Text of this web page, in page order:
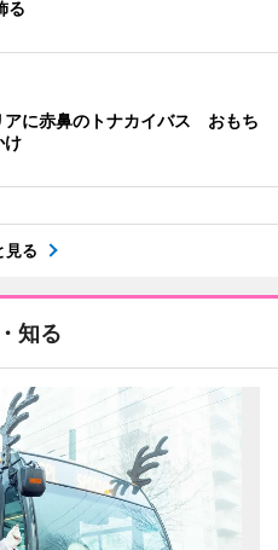
る
アに赤鼻のトナカイバス おもち
け
見る
知る